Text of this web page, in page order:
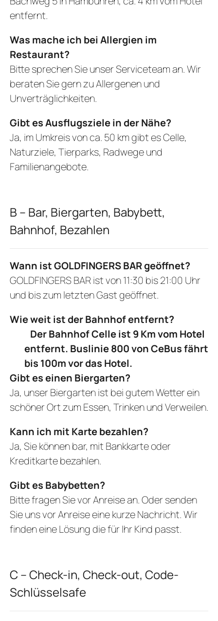
entfernt.
Was mache ich bei Allergien im
Restaurant?
Bitte sprechen Sie unser Serviceteam an. Wir
beraten Sie gern zu Allergenen und
Unverträglichkeiten.
Gibt es Ausflugsziele in der Nähe?
Ja, im Umkreis von ca. 50 km gibt es Celle,
Naturziele, Tierparks, Radwege und
Familienangebote.
B – Bar, Biergarten, Babybett,
Bahnhof, Bezahlen
Wann ist GOLDFINGERS BAR geöffnet?
GOLDFINGERS BAR ist von 11:30 bis 21:00 Uhr
und bis zum letzten Gast geöffnet.
Wie weit ist der Bahnhof entfernt?
Der Bahnhof Celle ist 9 Km vom Hotel
entfernt. Buslinie 800 von CeBus fährt
bis 100m vor das Hotel.
Gibt es einen Biergarten?
Ja, unser Biergarten ist bei gutem Wetter ein
schöner Ort zum Essen, Trinken und Verweilen.
Kann ich mit Karte bezahlen?
Ja, Sie können bar, mit Bankkarte oder
Kreditkarte bezahlen.
Gibt es Babybetten?
Bitte fragen Sie vor Anreise an. Oder senden
Sie uns vor Anreise eine kurze Nachricht. Wir
finden eine Lösung die für Ihr Kind passt.
C – Check-in, Check-out, Code-
Schlüsselsafe